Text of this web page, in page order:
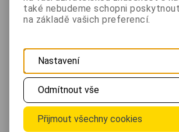
+420 222 310 006
obchod@zabezpecovaci-
Možnosti dopravy
také nebudeme schopni
na základě vašich preferencí.
Nastavení
Odmítnout vše
Přijmout všechny cookies